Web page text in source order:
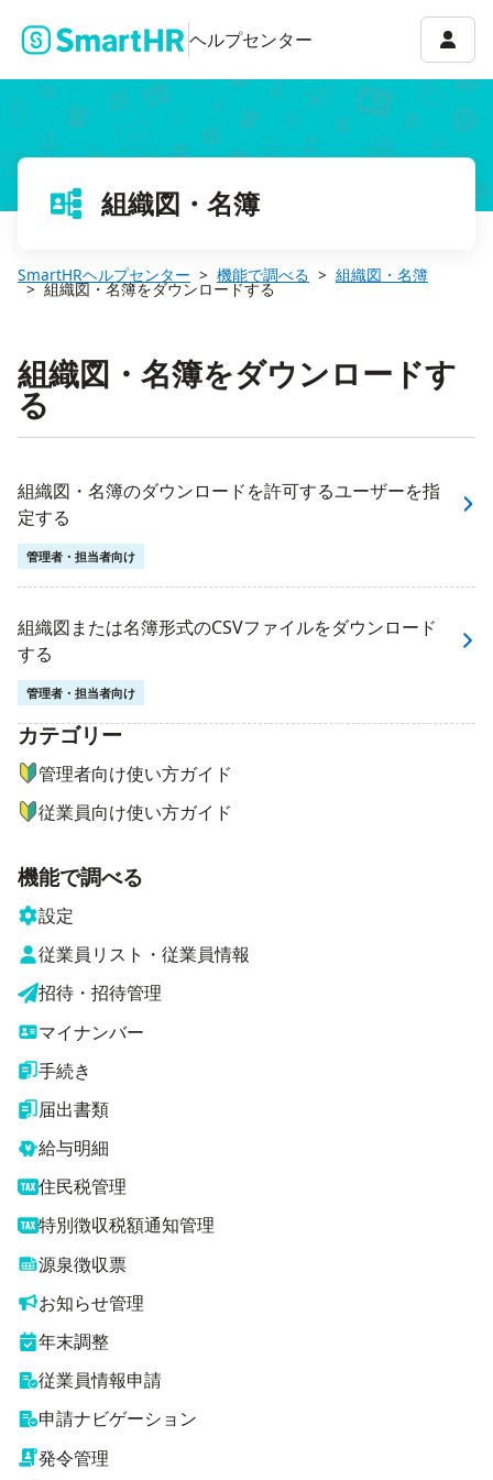
ヘルプセンター アカ
組織図・名簿
SmartHRヘルプセンター 機能で調べる 組織図・名簿
組織図・名簿をダウンロードする
組織図・名簿をダウンロードす
る
組織図・名簿のダウンロードを許可するユーザーを指
定する
管理者・担当者向け
組織図または名簿形式のCSVファイルをダウンロード
する
管理者・担当者向け
ナビゲーションメニュー
カテゴリー
管理者向け使い方ガイド
従業員向け使い方ガイド
機能で調べる
設定
従業員リスト・従業員情報
招待・招待管理
マイナンバー
手続き
届出書類
給与明細
住民税管理
特別徴収税額通知管理
源泉徴収票
お知らせ管理
年末調整
従業員情報申請
申請ナビゲーション
発令管理